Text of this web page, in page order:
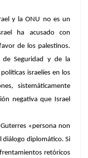
y la ONU no es un
ha acusado con
de los palestinos.
de Seguridad y de la
israelíes en los
sistemáticamente
negativa que Israel
«persona non
diálogo diplomático. Si
retóricos